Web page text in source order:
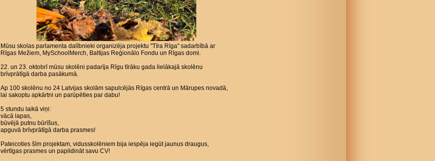
Mūsu skolas parlamenta dalībnieki organizēja projektu "Tīra Rīga" sadarbībā ar
Rīgas Mežiem, MySchoolMerch, Baltijas Reģionālo Fondu un Rīgas domi.
22. un 23. oktobrī mūsu skolēni padarīja Rīgu tīrāku gada lielākajā skolēnu
brīvprātīgā darba pasākumā.
Ap 100 skolēnu no 24 Latvijas skolām sapulcējās Rīgas centrā un Mārupes novadā,
lai sakoptu apkārtni un parūpēties par dabu!
5 stundu laikā viņi:
vācā lapas,
būvējā putnu būrīšus,
apguvā brīvprātīgā darba prasmes!
Pateicoties šīm projektam, vidusskolēniem bija iespēja iegūt jaunus draugus,
vērtīgas prasmes un papildināt savu CV!